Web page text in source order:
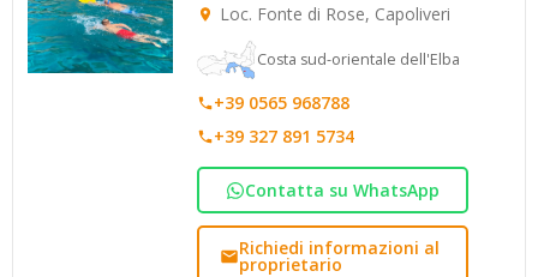
Loc. Fonte di Rose, Capoliveri
Costa sud-orientale dell'Elba
+39 0565 968788
+39 327 891 5734
Contatta su WhatsApp
Richiedi informazioni al
proprietario